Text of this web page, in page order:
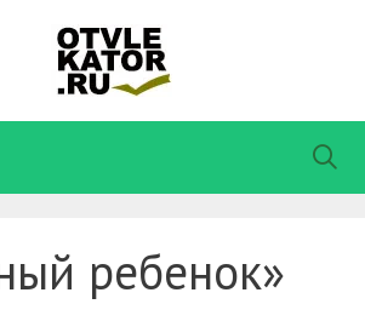
ребенок»